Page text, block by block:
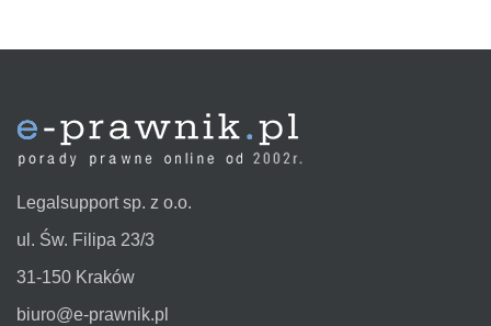
Legalsupport sp. z o.o.
ul. Św. Filipa 23/3
31-150 Kraków
biuro@e-prawnik.pl